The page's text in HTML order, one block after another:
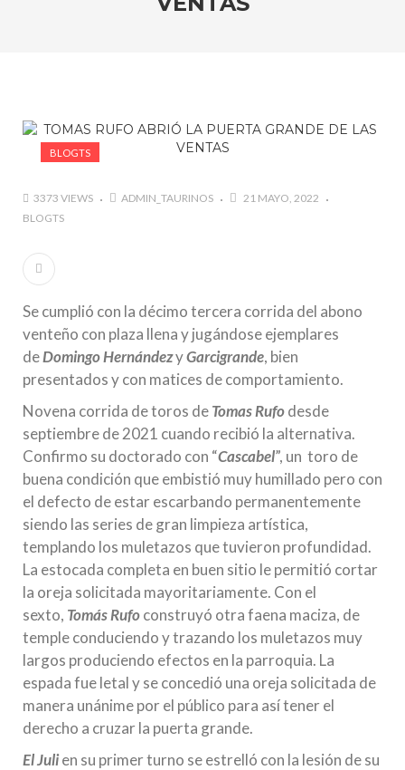
BOGOTA
BLOGTS
3373 VIEWS ADMIN_TAURINOS
21 MAYO, 2022
BLOGTS
Se cumplió con la décimo tercera corrida del abono
venteño con plaza llena y jugándose ejemplares
deDomingo HernándezyGarcigrande, bien
presentados y con matices de comportamiento.
Novena corrida de toros deTomas Rufodesde
septiembre de 2021 cuando recibió la alternativa.
Confirmo su doctorado con “Cascabel”, un toro de
buena condición que embistió muy humillado pero con
el defecto de estar escarbando permanentemente
siendo las series de gran limpieza artística,
templando los muletazos que tuvieron profundidad.
La estocada completa en buen sitio le permitió cortar
la oreja solicitada mayoritariamente. Con el
sexto, Tomás Rufoconstruyó otra faena maciza, de
temple conduciendo y trazando los muletazos muy
largos produciendo efectos en la parroquia. La
espada fue letal y se concedió una oreja solicitada de
manera unánime por el público para así tener el
derecho a cruzar la puerta grande.
El Julien su primer turno se estrelló con la lesión de su